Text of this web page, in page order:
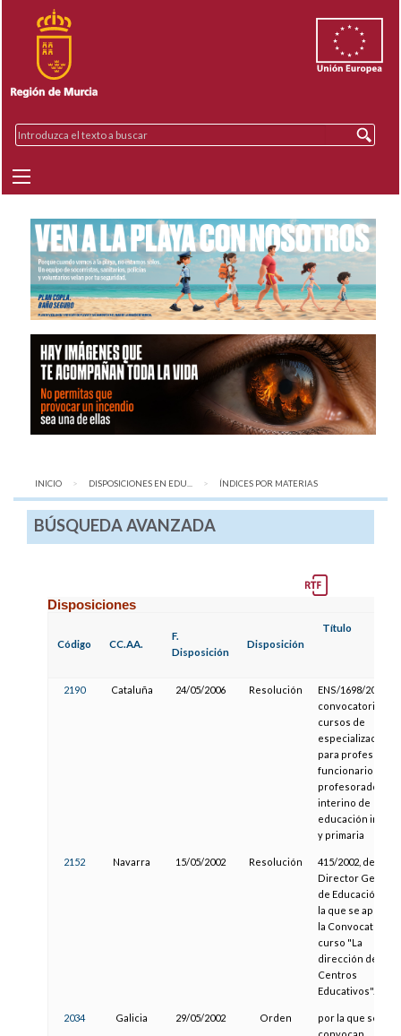
INICIO DISPOSICIONES EN EDU... AQUÍ:
ÍNDICES POR MATERIAS
BÚSQUEDA AVANZADA
Disposiciones
Código CC.AA.
F.
Disposición
Disposición
Título
2190 Cataluña 24/05/2006 Resolución
ENS/1698/2002,
convocatoria de
cursos de
especialización
para profesorado
funcionario y
profesorado
interino de
educación
y primaria
2152 Navarra 15/05/2002 Resolución
415/2002, del
Director General
de Educación, por
la que se aprueba
la Convocatoria
curso "La
dirección de
Centros
Educativos".
2034 Galicia 29/05/2002 Orden
por la que se